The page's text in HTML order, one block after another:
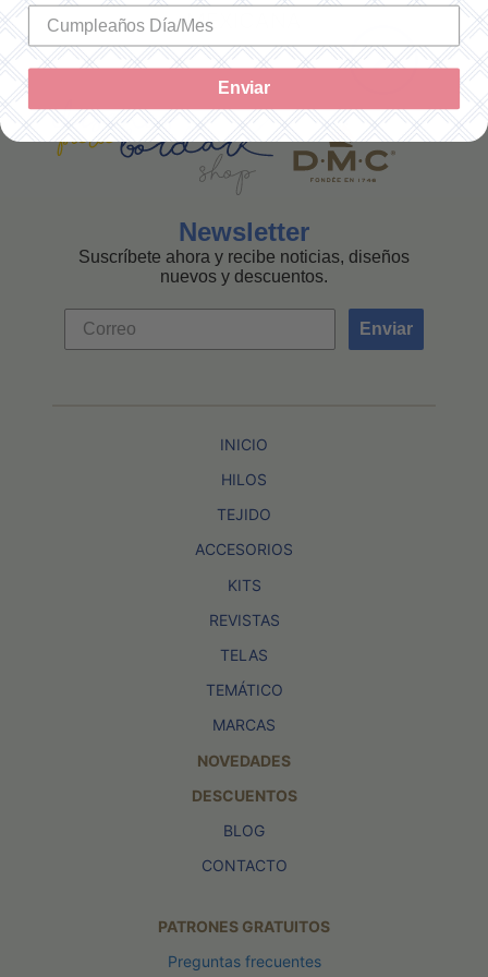
MEXICANA
Newsletter
Suscríbete ahora y recibe noticias, diseños
nuevos y descuentos.
Enviar
INICIO
HILOS
TEJIDO
ACCESORIOS
KITS
REVISTAS
TELAS
TEMÁTICO
MARCAS
NOVEDADES
DESCUENTOS
BLOG
CONTACTO
PATRONES GRATUITOS
Preguntas frecuentes
Enviar